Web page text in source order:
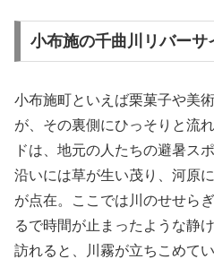
小布施の千曲川リバーサ
小布施町といえば栗菓子や美
が、その裏側にひっそりと流
ドは、地元の人たちの避暑ス
沿いには草が生い茂り、河原
が点在。ここでは川のせせら
るで時間が止まったような静
訪れると、川霧が立ちこめて